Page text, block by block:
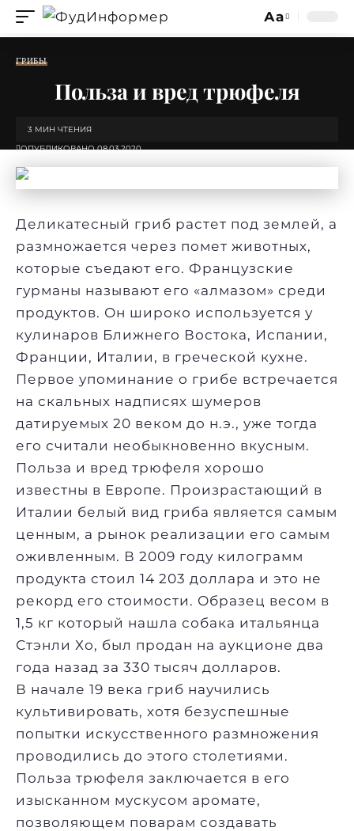
Изменение
Аа
ГРИБЫ
Польза и вред трюфеля
ОПУБЛИКОВАНО 08.03.2020
3 МИН ЧТЕНИЯ
Деликатесный гриб растет под землей, а
размножается через помет животных,
которые съедают его. Французские
гурманы называют его «алмазом» среди
продуктов. Он широко используется у
кулинаров Ближнего Востока, Испании,
Франции, Италии, в греческой кухне.
Первое упоминание о грибе встречается
на скальных надписях шумеров
датируемых 20 веком до н.э., уже тогда
его считали необыкновенно вкусным.
Польза и вред трюфеля хорошо
известны в Европе. Произрастающий в
Италии белый вид гриба является самым
ценным, а рынок реализации его самым
оживленным. В 2009 году килограмм
продукта стоил 14 203 доллара и это не
рекорд его стоимости. Образец весом в
1,5 кг который нашла собака итальянца
Стэнли Хо, был продан на аукционе два
года назад за 330 тысяч долларов.
В начале 19 века гриб научились
культивировать, хотя безуспешные
попытки искусственного размножения
проводились до этого столетиями.
Польза трюфеля заключается в его
изысканном мускусом аромате,
позволяющем поварам создавать